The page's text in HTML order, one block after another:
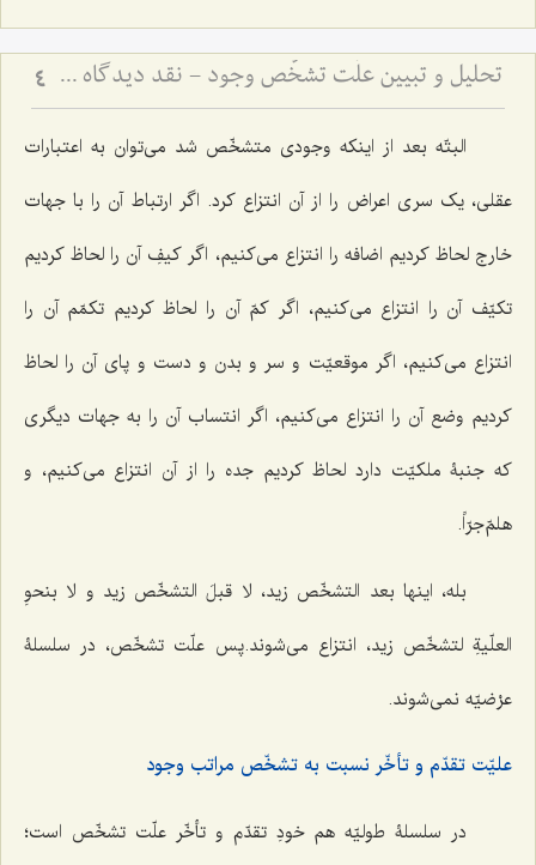
تحلیل و تبیین علّت تشخّص وجود - نقد دیدگاه مشهور و بیان نظریّه مختار در باب علّت تشخّص وجود 4
البتّه بعد از اینکه وجودی متشخّص شد می‌توان به اعتبارات
عقلی، یک سری اعراض را از آن انتزاع کرد. اگر ارتباط آن را با جهات
خارج لحاظ کردیم اضافه را انتزاع می‌کنیم، اگر کیفِ آن را لحاظ کردیم
تکیّف آن را انتزاع می‌کنیم، اگر کمّ آن را لحاظ کردیم تکمّم آن را
انتزاع می‌کنیم، اگر موقعیّت و سر و بدن و دست و پای آن را لحاظ
کردیم وضع آن را انتزاع می‌کنیم، اگر انتساب آن را به جهات دیگری
که جنبۀ ملکیّت دارد لحاظ کردیم جده را از آن انتزاع می‌کنیم، و
هلمّ‌جرّاً.
بله، اینها بعد التشخّص زید، لا قبلَ التشخّص زید و لا بنحوِ
العلّیةِ لتشخّص زید، انتزاع می‌شوند.پس علّت تشخّص، در سلسلۀ
عرْضیّه نمی‌شوند.
علیّت تقدّم و تأخّر نسبت به تشخّص مراتب وجود
در سلسلۀ طولیّه هم خودِ تقدّم و تأخّر علّت تشخّص است؛